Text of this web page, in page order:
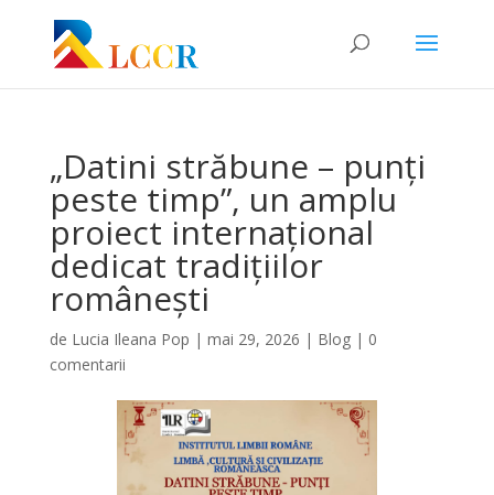
„Datini străbune – punți
peste timp”, un amplu
proiect internațional
dedicat tradițiilor
românești
de Lucia Ileana Pop | mai 29, 2026 | Blog| 0
comentarii